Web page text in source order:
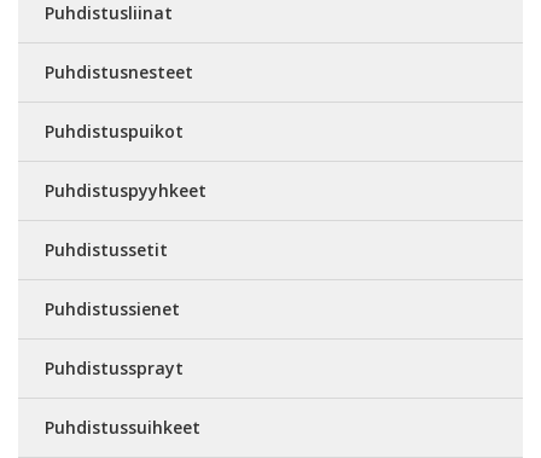
Puhdistusliinat
Puhdistusnesteet
Puhdistuspuikot
Puhdistuspyyhkeet
Puhdistussetit
Puhdistussienet
Puhdistussprayt
Puhdistussuihkeet